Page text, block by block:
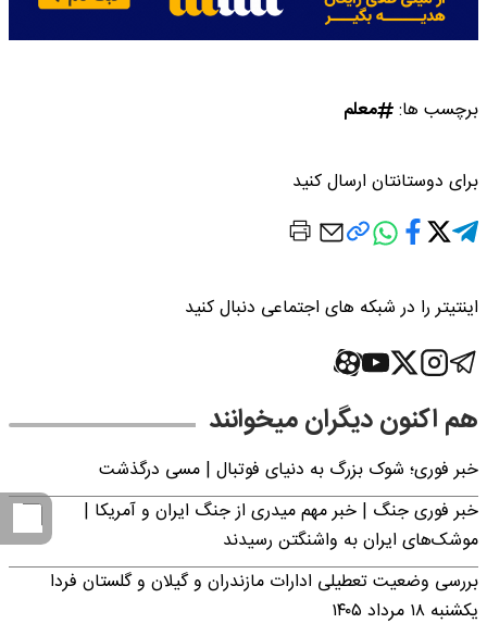
برچسب ها: معلم
برای دوستانتان ارسال کنید
اینتیتر را در شبکه های اجتماعی دنبال کنید
هم اکنون دیگران میخوانند
خبر فوری؛‌ شوک بزرگ به دنیای فوتبال | مسی درگذشت
خبر فوری جنگ | خبر مهم میدری از جنگ ایران و آمریکا |
موشک‌های ایران به واشنگتن رسیدند
بررسی وضعیت تعطیلی ادارات مازندران و گیلان و گلستان فردا
یکشنبه ۱۸ مرداد ۱۴۰۵